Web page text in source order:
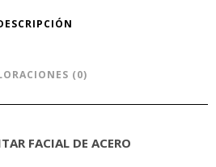
(0)
FACIAL DE ACERO